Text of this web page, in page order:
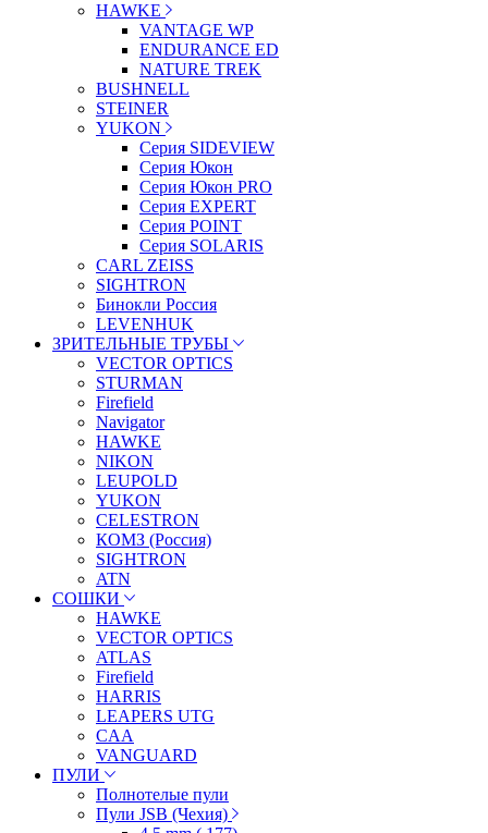
HAWKE
VANTAGE WP
ENDURANCE ED
NATURE TREK
BUSHNELL
STEINER
YUKON
Серия SIDEVIEW
Серия Юкон
Серия Юкон PRO
Серия EXPERT
Серия POINT
Серия SOLARIS
CARL ZEISS
SIGHTRON
Бинокли Россия
LEVENHUK
ЗРИТЕЛЬНЫЕ ТРУБЫ
VECTOR OPTICS
STURMAN
Firefield
Navigator
HAWKE
NIKON
LEUPOLD
YUKON
CELESTRON
КОМЗ (Россия)
SIGHTRON
ATN
СОШКИ
HAWKE
VECTOR OPTICS
ATLAS
Firefield
HARRIS
LEAPERS UTG
CAA
VANGUARD
ПУЛИ
Полнотелые пули
Пули JSB (Чехия)